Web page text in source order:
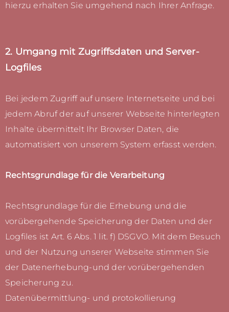
hierzu erhalten Sie umgehend nach Ihrer Anfrage.
2. Umgang mit Zugriffsdaten und Server-
Logfiles
Bei jedem Zugriff auf unsere Internetseite und bei
jedem Abruf der auf unserer Webseite hinterlegten
Inhalte übermittelt Ihr Browser Daten, die
automatisiert von unserem System erfasst werden.
Rechtsgrundlage für die Verarbeitung
Rechtsgrundlage für die Erhebung und die
vorübergehende Speicherung der Daten und der
Logfiles ist Art. 6 Abs. 1 lit. f) DSGVO. Mit dem Besuch
und der Nutzung unserer Webseite stimmen Sie
der Datenerhebung-und der vorübergehenden
Speicherung zu.
Datenübermittlung- und protokollierung